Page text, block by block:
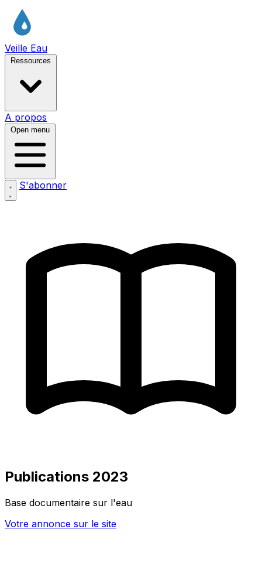
Veille Eau
Ressources
A propos
Open menu
S'abonner
Publications 2023
Base documentaire sur l'eau
Votre annonce sur le site